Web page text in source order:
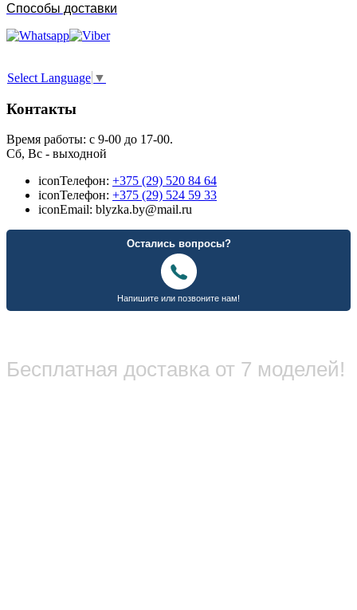
Способы доставки
Select Language ▼
Контакты
Время работы: с 9-00 до 17-00.
Сб, Вс - выходной
iconТелефон: +375 (29) 520 84 64
iconТелефон: +375 (29) 524 59 33
iconEmail: blyzka.by@mail.ru
Бесплатная доставка от 7 моделей!